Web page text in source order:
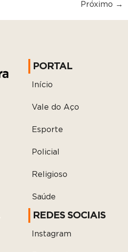
Próximo →
PORTAL
Início
Vale do Aço
Esporte
Policial
Religioso
Saúde
REDES SOCIAIS
Instagram